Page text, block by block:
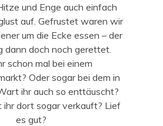
und Enge auch einfach
auf. Gefrustet waren wir
um die Ecke essen – der
dann doch noch gerettet.
schon mal bei einem
Oder sogar bei dem in
ihr auch so enttäuscht?
ihr dort sogar verkauft? Lief
es gut?